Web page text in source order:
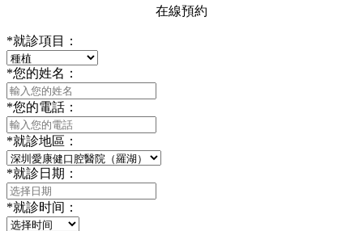
在線預約
*就診項目：
*您的姓名：
*您的電話：
*就診地區：
*就診日期：
*就診时间：